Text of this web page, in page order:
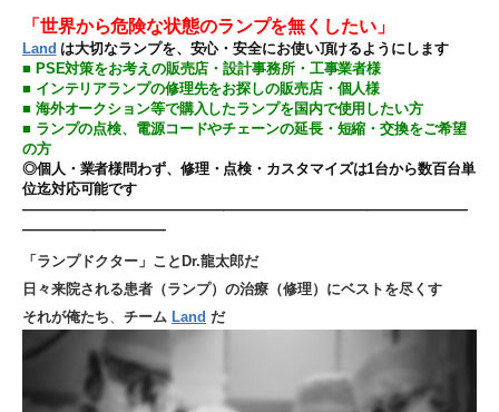
「世界から危険な状態のランプを無くしたい」
Land は大切なランプを、安心・安全にお使い頂けるようにします
■ PSE対策をお考えの販売店・設計事務所・工事業者様
■ インテリアランプの修理先をお探しの販売店・個人様
■ 海外オークション等で購入したランプを国内で使用したい方
■ ランプの点検、電源コードやチェーンの延長・短縮・交換をご希望
の方
◎個人・業者様問わず、修理・点検・カスタマイズは1台から数百台単
位迄対応可能です
———————————————————————————————
——————————
「ランプドクター」ことDr.龍太郎だ
日々来院される患者（ランプ）の治療（修理）にベストを尽くす
それが俺たち
チーム Land だ